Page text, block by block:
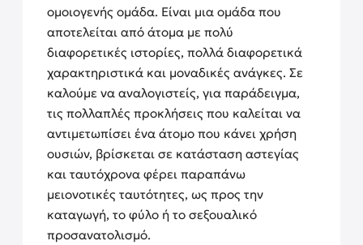
ομοιογενής ομάδα. Είναι μια ομάδα που
αποτελείται από άτομα με πολύ
διαφορετικές ιστορίες, πολλά διαφορετικά
χαρακτηριστικά και μοναδικές ανάγκες. Σε
καλούμε να αναλογιστείς, για παράδειγμα,
τις πολλαπλές προκλήσεις που καλείται να
αντιμετωπίσει ένα άτομο που κάνει χρήση
ουσιών, βρίσκεται σε κατάσταση αστεγίας
και ταυτόχρονα φέρει παραπάνω
μειονοτικές ταυτότητες, ως προς την
καταγωγή, το φύλο ή το σεξουαλικό
προσανατολισμό.